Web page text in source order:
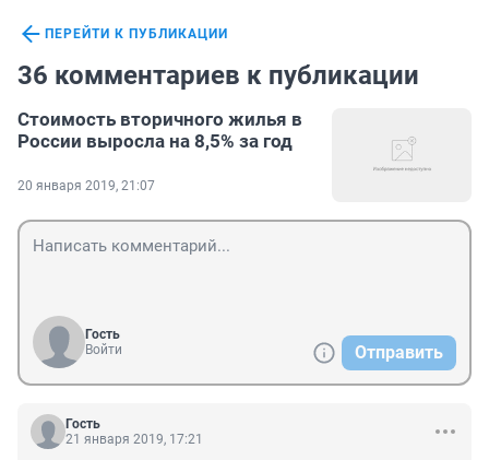
ПЕРЕЙТИ К ПУБЛИКАЦИИ
36 комментариев к публикации
Стоимость вторичного жилья в
России выросла на 8,5% за год
20 января 2019, 21:07
Гость
Войти
Отправить
Гость
21 января 2019, 17:21